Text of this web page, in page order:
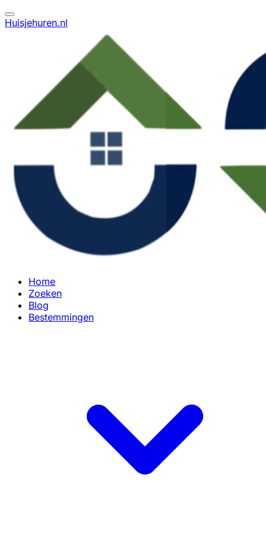
Huisjehuren.nl
Home
Zoeken
Blog
Bestemmingen